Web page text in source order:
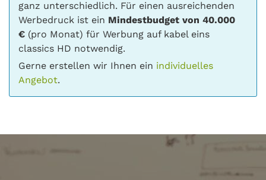
ganz unterschiedlich. Für einen ausreichenden
Werbedruck ist ein Mindestbudget von 40.000
€ (pro Monat) für Werbung auf kabel eins
classics HD notwendig.
Gerne erstellen wir Ihnen ein individuelles
Angebot.